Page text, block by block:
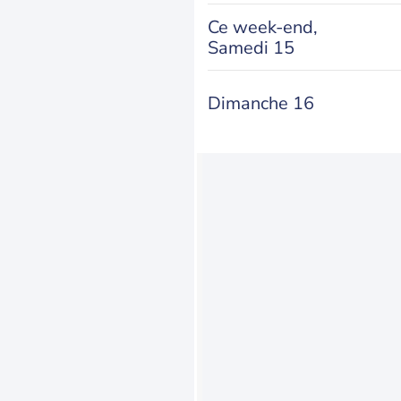
Ce week-end,
Samedi 15
Dimanche 16